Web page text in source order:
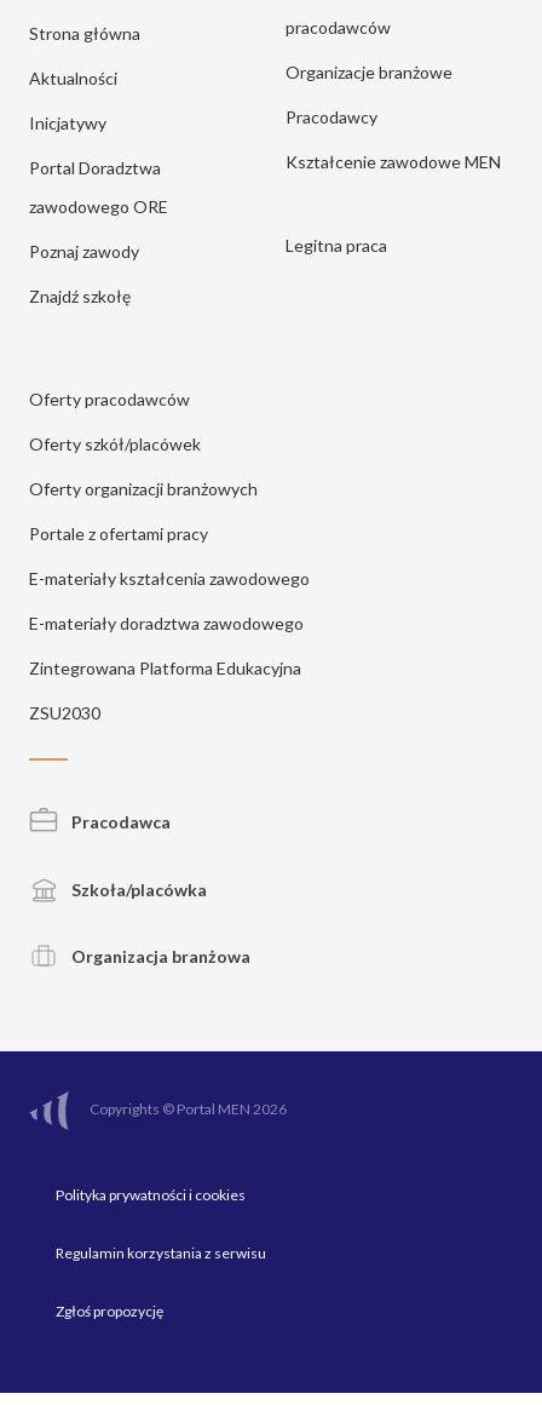
Strona główna
Aktualności
Inicjatywy
Portal Doradztwa
zawodowego ORE
Poznaj zawody
Znajdź szkołę
pracodawców
Organizacje branżowe
Pracodawcy
Kształcenie zawodowe MEN
Legitna praca
Oferty pracodawców
Oferty szkół/placówek
Oferty organizacji branżowych
Portale z ofertami pracy
E-materiały kształcenia zawodowego
E-materiały doradztwa zawodowego
Zintegrowana Platforma Edukacyjna
ZSU2030
Pracodawca
Szkoła/placówka
Organizacja branżowa
Copyrights © Portal MEN 2026
Polityka prywatności i cookies
Regulamin korzystania z serwisu
Zgłoś propozycję